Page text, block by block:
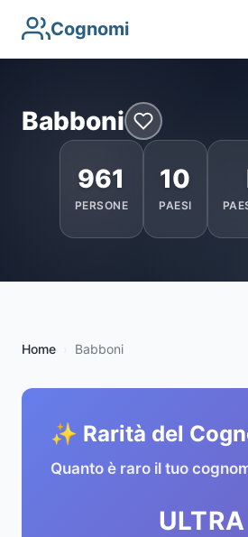
Cognomi
Babboni
961
PERSONE
10
PAESI
Home Babboni
✨ Rarità del
Quanto è raro il tuo